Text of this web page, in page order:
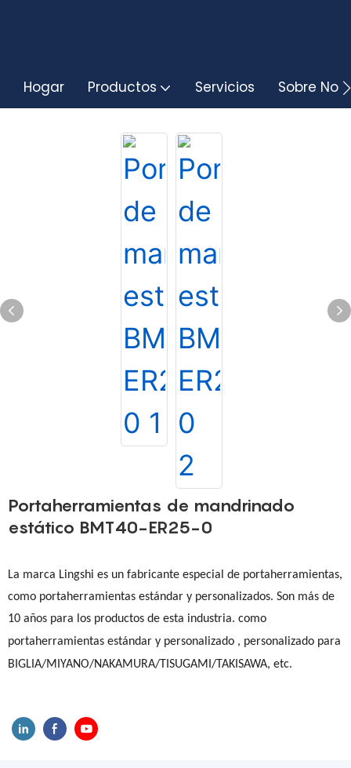
Hogar Productos Servicios Sobre
Portaherramientas de mandrinado
estático BMT40-ER25-0
La marca Lingshi es un fabricante especial de portaherramientas,
como portaherramientas estándar y personalizados. Son más de
10 años para los productos de esta industria. como
portaherramientas estándar y personalizado , personalizado para
BIGLIA/MIYANO/NAKAMURA/TISUGAMI/TAKISAWA, etc.